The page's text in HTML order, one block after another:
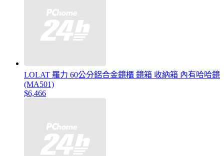
LOLAT 羅力 60公分鋁合金鏡櫃 鏡箱 收納箱 內有哈哈鏡
(MA501)
$6,466